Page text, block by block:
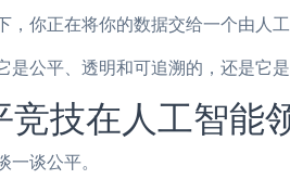
，你正在将你的数据交给一个由人工
是公平、透明和可追溯的，还是它
竞技在人工智能
一谈公平。